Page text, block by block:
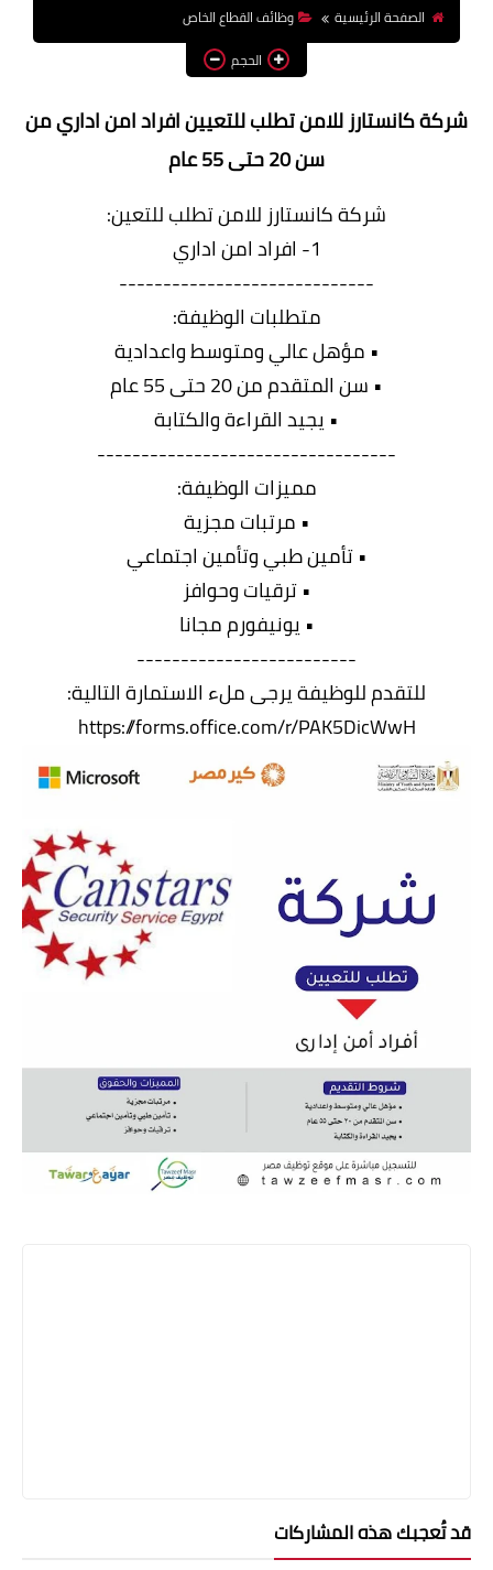
وظائف اعضاء هيئة تدريس
بالجامعات والمعاهد
اخبار
الصفحة الرئيسية
وظائف القطاع الخاص
الحجم
شركة كانستارز للامن تطلب للتعيين افراد امن اداري من
سن 20 حتى 55 عام
شركة كانستارز للامن تطلب للتعين:
1- افراد امن اداري
-----------------------------
متطلبات الوظيفة:
• مؤهل عالي ومتوسط واعدادية
• سن المتقدم من 20 حتى 55 عام
• يجيد القراءة والكتابة
----------------------------------
مميزات الوظيفة:
• مرتبات مجزية
• تأمين طبي وتأمين اجتماعي
• ترقيات وحوافز
• يونيفورم مجانا
-------------------------
للتقدم للوظيفة يرجى ملء الاستمارة التالية:
https://forms.office.com/r/PAK5DicWwH
قد تُعجبك هذه المشاركات